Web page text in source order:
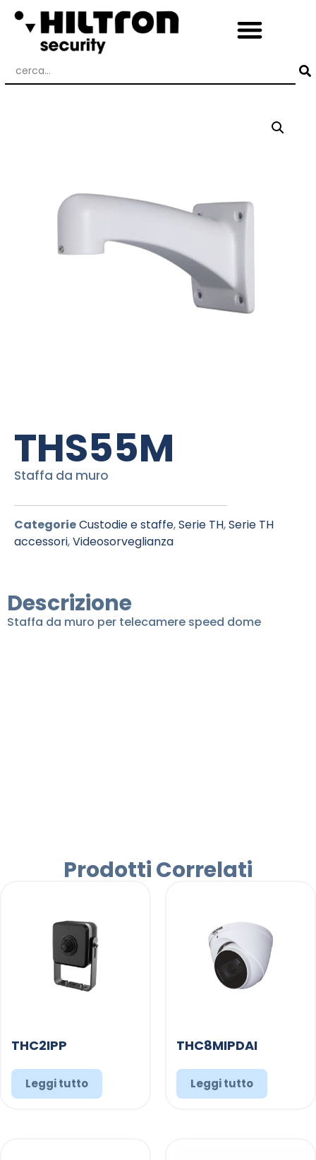
THS55M
Staffa da muro
CategorieCustodie e staffe,Serie TH,Serie TH
accessori,Videosorveglianza
Descrizione
Staffa da muro per telecamere speed dome
Prodotti Correlati
THC2IPP
Leggi tutto
THC8MIPDAI
Leggi tutto